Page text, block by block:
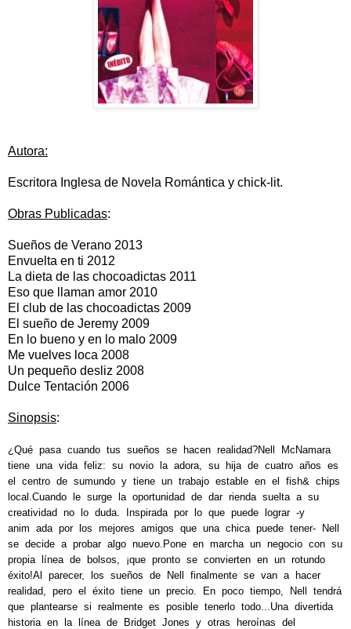
Autora:
Escritora Inglesa de Novela Romántica y chick-lit.
Obras Publicadas:
Sueños de Verano 2013
Envuelta en ti 2012
La dieta de las chocoadictas 2011
Eso que llaman amor 2010
El club de las chocoadictas 2009
El sueño de Jeremy 2009
En lo bueno y en lo malo 2009
Me vuelves loca 2008
Un pequeño desliz 2008
Dulce Tentación 2006
Sinopsis:
¿Qué pasa cuando tus sueños se hacen realidad?Nell McNamara
tiene una vida feliz: su novio la adora, su hija de cuatro años es
el centro de sumundo y tiene un trabajo estable en el fish& chips
local.Cuando le surge la oportunidad de dar rienda suelta a su
creatividad no lo duda. Inspirada por lo que puede lograr -y
anim ada por los mejores amigos que una chica puede tener- Nell
se decide a probar algo nuevo.Pone en marcha un negocio con su
propia línea de bolsos, ¡que pronto se convierten en un rotundo
éxito!Al parecer, los sueños de Nell finalmente se van a hacer
realidad, pero el éxito tiene un precio. En poco tiempo, Nell tendrá
que plantearse si realmente es posible tenerlo todo...Una divertida
historia en la línea de Bridget Jones y otras heroínas del